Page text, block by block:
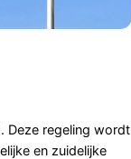
Deze regeling wordt
en zuidelijke